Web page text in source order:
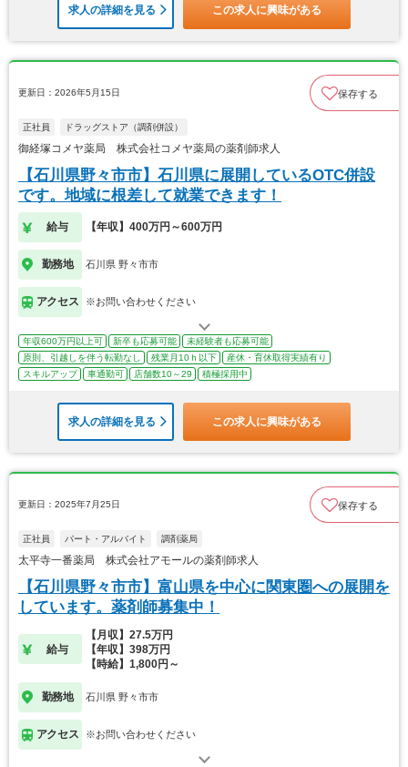
求人の詳細を見る この求人に興味がある
更新日：2026年5月15日 保存する
正社員 ドラッグストア（調剤併設）
御経塚コメヤ薬局 株式会社コメヤ薬局の薬剤師求人
【石川県野々市市】石川県に展開しているOTC併設
です。地域に根差して就業できます！
給与 【年収】400万円～600万円
勤務地 石川県 野々市市
アクセス ※お問い合わせください
年収600万円以上可 新卒も応募可能
未経験者も応募可能
原則、引越しを伴う転勤なし
残業月10ｈ以下
産休・育休取得実績有り
スキルアップ
車通勤可 店舗数10～29 積極採用中
求人の詳細を見る この求人に興味がある
更新日：2025年7月25日 保存する
正社員 パート・アルバイト 調剤薬局
太平寺一番薬局 株式会社アモールの薬剤師求人
【石川県野々市市】富山県を中心に関東圏への展開を
しています。薬剤師募集中！
給与
【月収】27.5万円
【年収】398万円
【時給】1,800円～
勤務地 石川県 野々市市
アクセス ※お問い合わせください